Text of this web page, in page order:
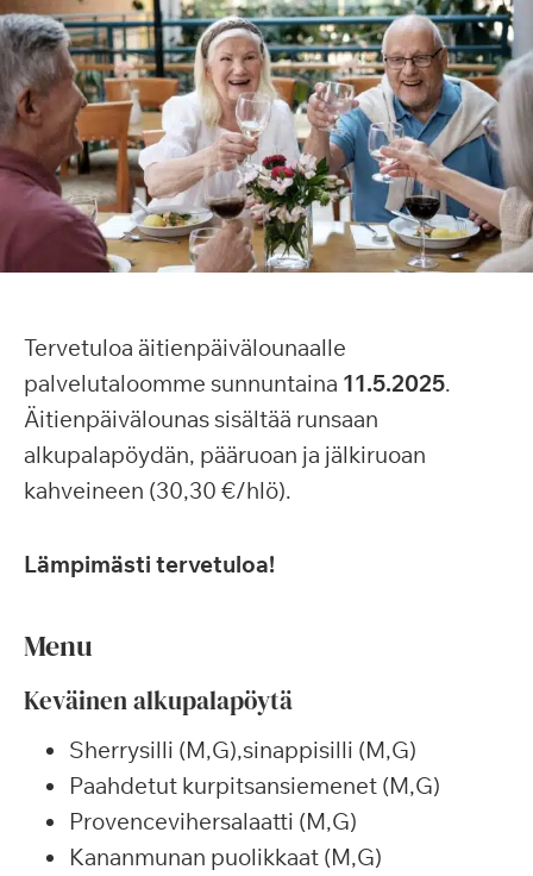
Tervetuloa äitienpäivälounaalle
palvelutaloomme sunnuntaina 11.5.2025.
Äitienpäivälounas sisältää runsaan
alkupalapöydän, pääruoan ja jälkiruoan
kahveineen (30,30 €/hlö).
Lämpimästi tervetuloa!
Menu
Keväinen alkupalapöytä
Sherrysilli (M,G),sinappisilli (M,G)
Paahdetut kurpitsansiemenet (M,G)
Provencevihersalaatti (M,G)
Kananmunan puolikkaat (M,G)